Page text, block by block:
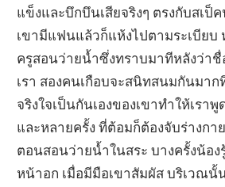
แข็งและบึกบึนเสียจริงๆ ตรงกับสเป็
เขามีแฟนแล้วก็แห้งไปตามระเบียบ
ครูสอนว่ายน้ำซึ่งทราบมาทีหลังว่า
เรา สองคนเกือบจะสนิทสนมกันมาก
จริงใจเป็นกันเองของเขาทำให้เรา
และหลายครั้ง ที่ต้อมก็ต้องจับร่างกา
ตอนสอนว่ายน้ำในสระ บางครั้งน้อง
หน้าอก เมื่อมีมือเขาสัมผัส บริเวณนั้